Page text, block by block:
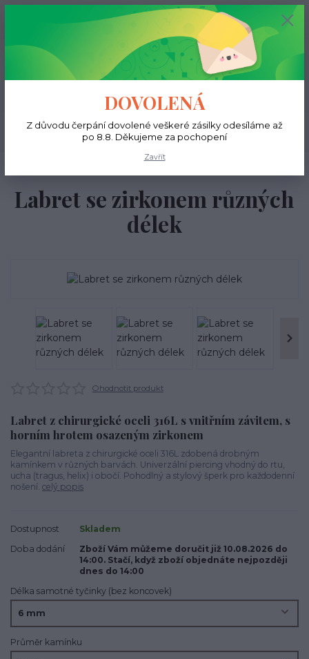
Menu
Hledat
(Po-Ne, 9-18 hod.)
0 ks
0 Kč
Labret se zirkonem různých
délek
Ohodnotit produkt
Labret z chirurgické oceli 316L s vnitřním závitem, s
horním hrotem osazeným zirkonem
Elegantní labreta z chirurgické oceli 316L zdobená drobným
kamínkem v různých barvách. Univerzální piercing vhodný do rtu,
ucha (tragus, helix) i obočí. Pohodlný a stylový šperk pro každodenní
nošení. celý popis
Dostupnost
Skladem
Doba dodání
Zboží Vám můžeme doručit již 10.08.2026 do
14:00. Stačí, když zboží objednáte nejpozději
dnes do 14:00
Délka samotné tyčinky (bez koncovek)
Průměr kamínku
DOVOLENÁ
Z důvodu čerpání dovolené veškeré zásilky odesíláme až
po 8.8. Děkujeme za pochopení
Zavřít